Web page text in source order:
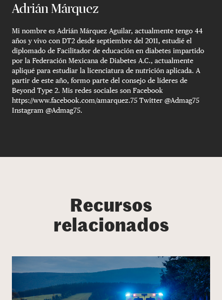
Adrián Márquez
Mi nombre es Adrián Márquez Aguilar, actualmente tengo 44
años y vivo con DT2 desde septiembre del 2011, estudié el
diplomado de Facilitador de educación en diabetes impartido
por la Federación Mexicana de Diabetes A.C., actualmente
apliqué para estudiar la licenciatura de nutrición aplicada. A
partir de este año, formo parte del consejo de líderes de
Beyond Type 2. Mis redes sociales son Facebook
https://www.facebook.com/amarquez.75 Twitter @Admag75
Instagram @Admag75.
Recursos
relacionados